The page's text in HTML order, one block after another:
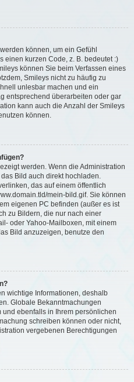
können, um ein Gefühl
einen kurzen Code, z. B. bedeutet :)
können Sie beim Verfassen eines
Smileys nicht zu häufig zu
unlesbar machen und ein
entsprechend überarbeiten oder gar
kann auch die Anzahl der Smileys
können.
werden. Wenn die Administration
Bild auch direkt hochladen.
das auf einem öffentlich
mein-bild.gif. Sie können
eigenen PC befinden (außer es ist
zu Bildern, die nur nach einer
oder Yahoo-Mailboxen, mit einem
Bild anzuzeigen, benutze den
wichtige Informationen, deshalb
Globale Bekanntmachungen
ebenfalls in Ihrem persönlichen
schreiben können oder nicht,
vergebenen Berechtigungen